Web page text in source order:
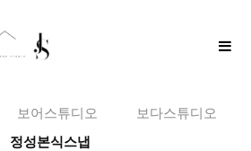
Toggle
보어스튜디오
보다스튜디오
정성본식스냅